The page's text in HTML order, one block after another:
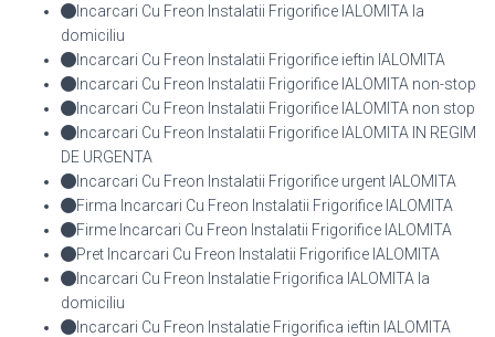
Incarcari Cu Freon Instalatii Frigorifice IALOMITA la
domiciliu
Incarcari Cu Freon Instalatii Frigorifice ieftin IALOMITA
Incarcari Cu Freon Instalatii Frigorifice IALOMITA non-stop
Incarcari Cu Freon Instalatii Frigorifice IALOMITA non stop
Incarcari Cu Freon Instalatii Frigorifice IALOMITA IN REGIM
DE URGENTA
Incarcari Cu Freon Instalatii Frigorifice urgent IALOMITA
Firma Incarcari Cu Freon Instalatii Frigorifice IALOMITA
Firme Incarcari Cu Freon Instalatii Frigorifice IALOMITA
Pret Incarcari Cu Freon Instalatii Frigorifice IALOMITA
Incarcari Cu Freon Instalatie Frigorifica IALOMITA la
domiciliu
Incarcari Cu Freon Instalatie Frigorifica ieftin IALOMITA